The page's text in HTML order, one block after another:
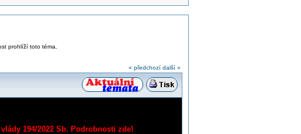
prohlíží toto téma.
« předchozí další »
194/2022 Sb. Podrobnosti zde!